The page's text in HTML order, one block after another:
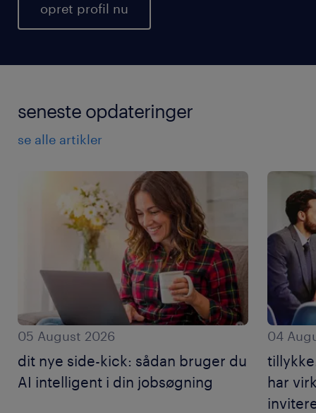
opret profil nu
seneste opdateringer
se alle artikler
05 August 2026
dit nye side-kick: sådan bruger du
AI intelligent i din jobsøgning
04
har